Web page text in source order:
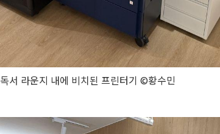
독서 라운지 내에 비치된 프린터기 ©황수민